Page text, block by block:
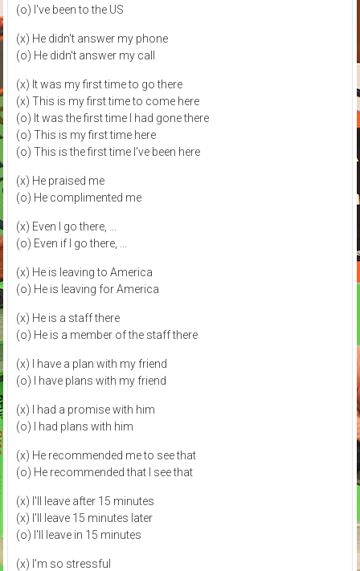
(o) I've been to the US
(x) He didn't answer my phone
(o) He didn't answer my call
(x) It was my first time to go there
(x) This is my first time to come here
(o) It was the first time I had gone there
(o) This is my first time here
(o) This is the first time I've been here
(x) He praised me
(o) He complimented me
(x) Even I go there, ...
(o) Even if I go there, ...
(x) He is leaving to America
(o) He is leaving for America
(x) He is a staff there
(o) He is a member of the staff there
(x) I have a plan with my friend
(o) I have plans with my friend
(x) I had a promise with him
(o) I had plans with him
(x) He recommended me to see that
(o) He recommended that I see that
(x) I'll leave after 15 minutes
(x) I'll leave 15 minutes later
(o) I'll leave in 15 minutes
(x) I'm so stressful